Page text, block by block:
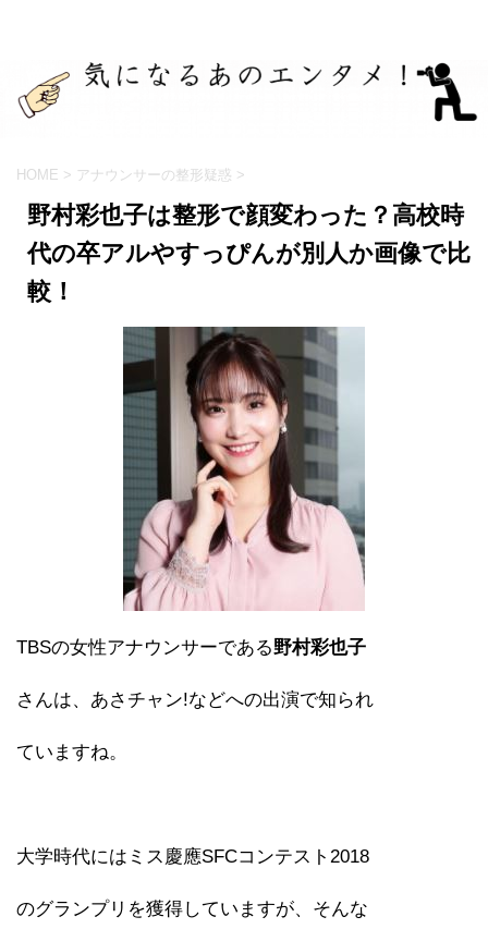
HOME > アナウンサーの整形疑惑 >
野村彩也子は整形で顔変わった？高校時
代の卒アルやすっぴんが別人か画像で比
較！
TBSの女性アナウンサーである野村彩也子
さんは、あさチャン!などへの出演で知られ
ていますね。
大学時代にはミス慶應SFCコンテスト2018
のグランプリを獲得していますが、そんな